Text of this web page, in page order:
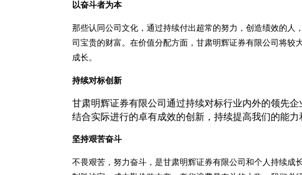
以奋斗者为本
那些认同公司文化，通过持续付出超常的努力，创造绩效的
司宝贵的财富。在价值分配方面，甘肃明辉证券有限公司将较
成长。
持续对标创新
甘肃明辉证券有限公司通过持续对标行业内外的领先
结合实际进行的卓有成效的创新，持续提高我们的能
坚持艰苦奋斗
不畏艰苦，努力奋斗，是甘肃明辉证券有限公司和个人持续成